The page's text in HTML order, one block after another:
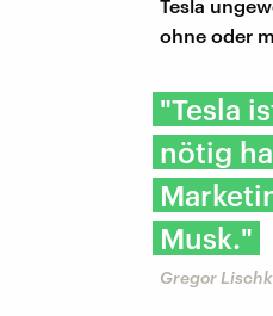
Tesla
ohne oder
"Tesla
nötig
Musk."
Gregor